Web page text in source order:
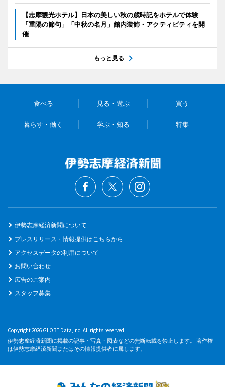
【志摩観光ホテル】日本の美しい秋の歳時記をホテルで体験
「重陽の節句」「中秋の名月」館内装飾・アクティビティを開
催
もっと見る
食べる 見る・遊ぶ 買う
暮らす・働く 学ぶ・知る 特集
伊勢志摩経済新聞について
プレスリリース・情報提供はこちらから
アクセスデータの利用について
お問い合わせ
広告のご案内
スタッフ募集
Copyright 2026 GLOBE Data,Inc. All rights reserved.
伊勢志摩経済新聞に掲載の記事・写真・図表などの無断転載を禁止します。 著作権
は伊勢志摩経済新聞またはその情報提供者に属します。